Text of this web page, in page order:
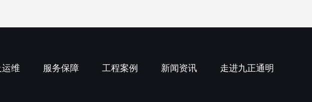
维 服务保障 工程案例 新闻资讯 走进九正通明